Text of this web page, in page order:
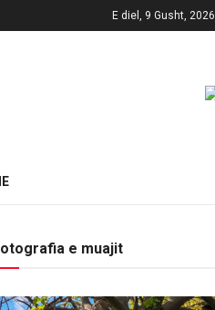
E diel, 9 Gusht, 2026
e muajit